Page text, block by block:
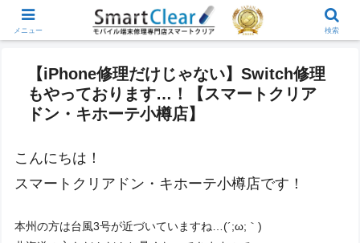
【iPhone修理だけじゃない】Switch修理
もやっております…！【スマートクリア
ドン・キホーテ小樽店】
こんにちは！
スマートクリアドン・キホーテ小樽店です！
本州の方は台風3号が近づいていますね…(´;ω;｀)
メニュー 検索